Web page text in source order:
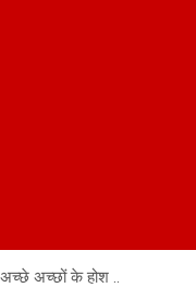
अच्छों के होश ..